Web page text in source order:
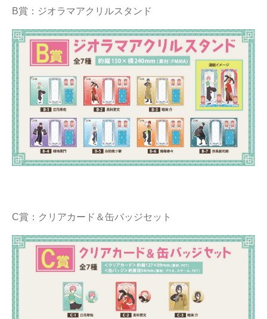
B賞：ジオラマアクリルスタンド
C賞：クリアカード＆缶バッジセット